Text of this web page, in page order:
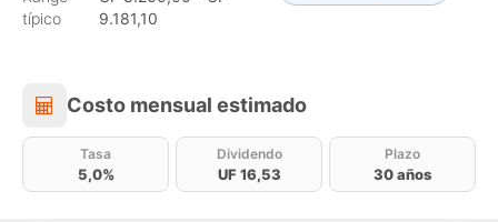
típico
9.181,10
Costo mensual estimado
Costo mensual estimado
Tasa
5,0%
Dividendo
UF 16,53
Plazo
30 años